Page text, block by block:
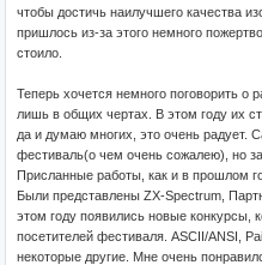
чтобы достичь наилучшего качества
пришлось из-за этого немного
стоило.
Теперь хочется немного поговорить о
лишь в общих чертах. В этом году их
да и думаю многих, это очень радует.
фестиваль(о чем очень сожалею), но
Присланные работы, как и в прошлом
Были представлены ZX-Spectrum,
этом году появились новые конкурсы,
посетителей фестиваля. ASCII/ANSI,
некоторые другие. Мне очень